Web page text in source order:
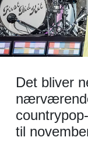
Det bliver
til